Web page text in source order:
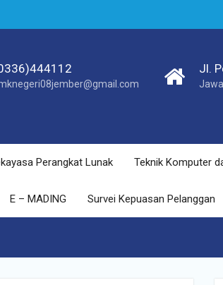
Jl.
Perangkat Lunak Teknik Komputer
E – MADING Survei Kepuasan Pelanggan